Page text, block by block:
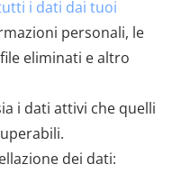
i dati dai tuoi
personali, le
eliminati e altro
i dati attivi che quelli
dei dati: